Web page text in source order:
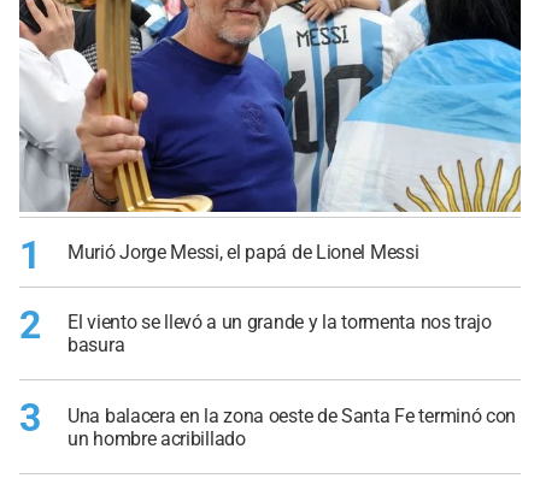
1 Murió Jorge Messi, el papá de Lionel Messi
2
El viento se llevó a un grande y la tormenta nos trajo
basura
3
Una balacera en la zona oeste de Santa Fe terminó con
un hombre acribillado